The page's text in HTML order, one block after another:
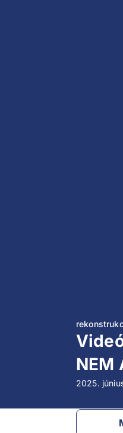
NEM
2025.